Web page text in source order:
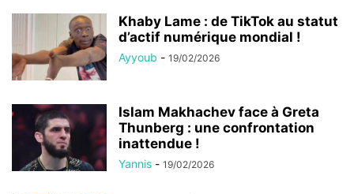
Khaby Lame : de TikTok au statut
d’actif numérique mondial !
Ayyoub - 19/02/2026
Islam Makhachev face à Greta
Thunberg : une confrontation
inattendue !
Yannis - 19/02/2026